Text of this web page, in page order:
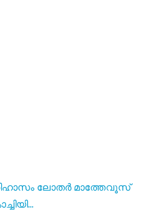
ലോതർ മാത്തേവൂസ്